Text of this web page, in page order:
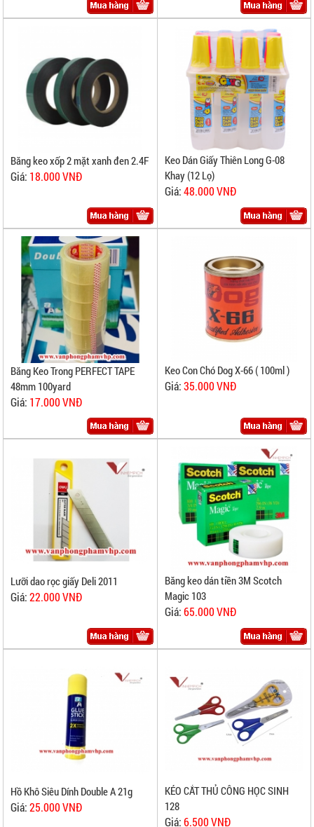
Băng keo xốp 2 mặt xanh đen 2.4F
Giá: 18.000 VNĐ
Keo Dán Giấy Thiên Long G-08
Khay (12 Lọ)
Giá:48.000 VNĐ
Băng Keo Trong PERFECT TAPE
48mm 100yard
Giá: 17.000 VNĐ
Keo Con Chó Dog X-66 ( 100ml )
Giá:35.000 VNĐ
Lưỡi dao rọc giấy Deli 2011
Giá:22.000 VNĐ
Băng keo dán tiền 3M Scotch
Magic 103
Giá:65.000 VNĐ
Hồ Khô Siêu Dính Double A 21g
Giá:25.000 VNĐ
KÉO CẮT THỦ CÔNG HỌC SINH
128
Giá:6.500 VNĐ